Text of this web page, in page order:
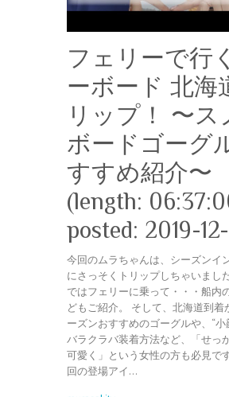
フェリーで行
ーボード 北海
リップ！ 〜ス
ボードゴーグ
すすめ紹介〜
(length:
posted: 2019-
今回のムラちゃんは、シーズンイ
にさっそくトリップしちゃいまし
ではフェリーに乗って・・・船内
どもご紹介。 そして、北海道到着
ーズンおすすめのゴーグルや、“
バラクラバ装着方法など、「せっ
可愛く」という女性の方も必見で
回の登場アイ…